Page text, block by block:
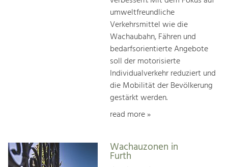
umweltfreundliche
Verkehrsmittel wie die
Wachaubahn, Fähren und
bedarfsorientierte Angebote
soll der motorisierte
Individualverkehr reduziert und
die Mobilität der Bevölkerung
gestärkt werden.
read more »
Wachauzonen in
Furth